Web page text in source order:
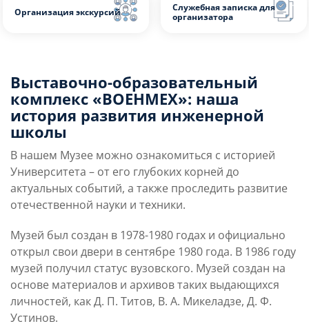
Партнерам
Исторический зал музея
Космический зал
ВОЕНМЕХа
Организация экскурсий
организатора
Выставочно-образовательный
комплекс «ВОЕНМЕХ»: наша
история развития инженерной
школы
В нашем Музее можно ознакомиться с историей
Университета – от его глубоких корней до
актуальных событий, а также проследить развитие
отечественной науки и техники.
Музей был создан в 1978-1980 годах и официально
открыл свои двери в сентябре 1980 года. В 1986 году
музей получил статус вузовского. Музей создан на
основе материалов и архивов таких выдающихся
личностей, как Д. П. Титов, В. А. Микеладзе, Д. Ф.
Устинов.